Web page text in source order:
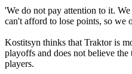
'We do not pay attention to it.
can't afford to lose points, so we
Kostitsyn thinks that Traktor is
playoffs and does not believe
players.